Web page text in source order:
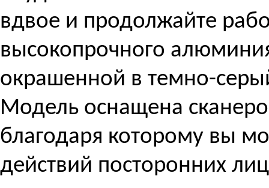
вдвое и продолжайте
высокопрочного
окрашенной в темно-
Модель оснащена
благодаря которому вы
действий посторонних